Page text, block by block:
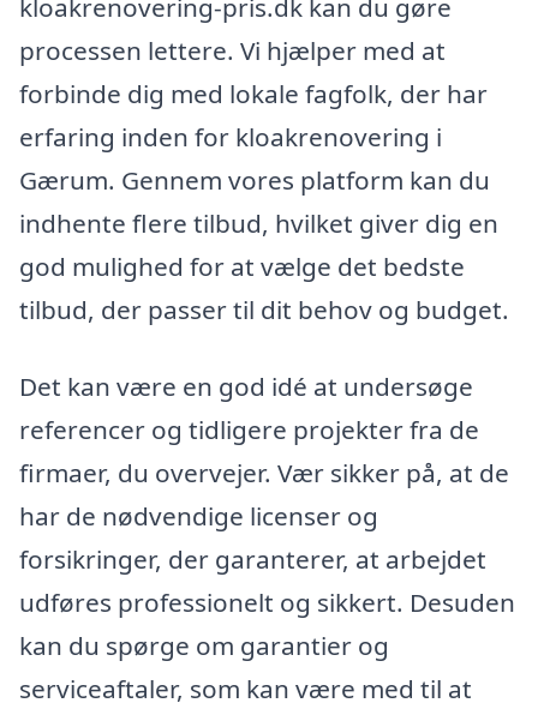
kloakrenovering-pris.dk kan du gøre
processen lettere. Vi hjælper med at
forbinde dig med lokale fagfolk, der har
erfaring inden for kloakrenovering i
Gærum. Gennem vores platform kan du
indhente flere tilbud, hvilket giver dig en
god mulighed for at vælge det bedste
tilbud, der passer til dit behov og budget.
Det kan være en god idé at undersøge
referencer og tidligere projekter fra de
firmaer, du overvejer. Vær sikker på, at de
har de nødvendige licenser og
forsikringer, der garanterer, at arbejdet
udføres professionelt og sikkert. Desuden
kan du spørge om garantier og
serviceaftaler, som kan være med til at